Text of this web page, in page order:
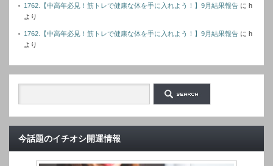
1762.【中高年必見！筋トレで健康な体を手に入れよう！】9月結果報告 に h
より
1762.【中高年必見！筋トレで健康な体を手に入れよう！】9月結果報告 に h
より
今話題のイチオシ開運情報